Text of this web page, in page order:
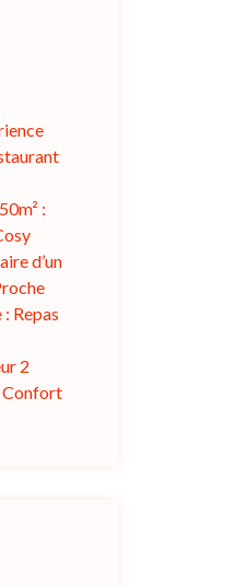
:
d’un
Repas
2
Confort